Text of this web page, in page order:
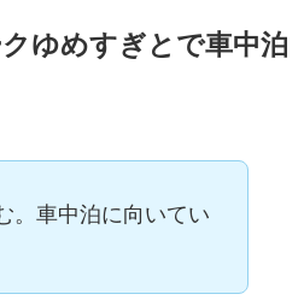
ゆめすぎとで車中泊
。車中泊に向いてい